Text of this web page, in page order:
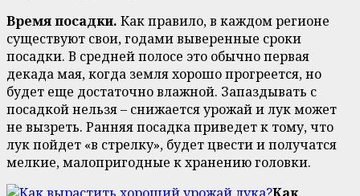
Время посадки. Как правило, в каждом регионе
существуют свои, годами выверенные сроки
посадки. В средней полосе это обычно первая
декада мая, когда земля хорошо прогреется, но
будет еще достаточно влажной. Запаздывать с
посадкой нельзя – снижается урожай и лук может
не вызреть. Ранняя посадка приведет к тому, что
лук пойдет «в стрелку», будет цвести и получатся
мелкие, малопригодные к хранению головки.